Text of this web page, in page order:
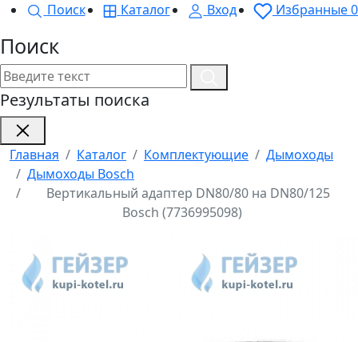
Поиск
Каталог Вход Избранные0
Поиск
Результаты поиска
Главная Каталог Комплектующие
Дымоходы
Дымоходы Bosch
Вертикальный адаптер DN80/80 на DN80/125
Bosch (7736995098)